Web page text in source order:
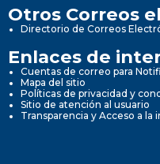
Otros Correos
Directorio de Correos
Enlaces de
Cuentas de correo para
Mapa del sitio
Políticas de privacidad y
Sitio de atención al usuario
Transparencia y Acceso a la